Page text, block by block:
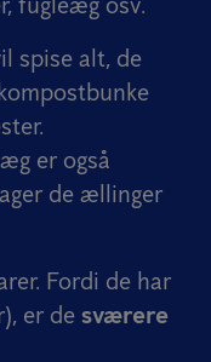
spise alt, de
er også
de ællinger
Fordi de har
er de sværere